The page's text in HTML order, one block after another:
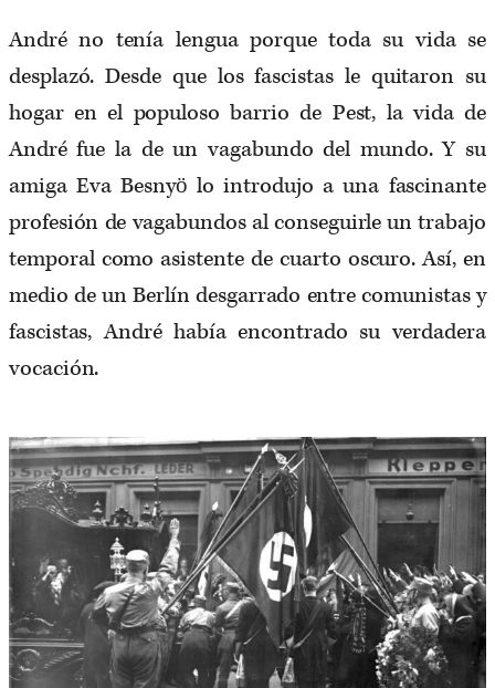
André no tenía lengua porque toda su vida se
desplazó. Desde que los fascistas le quitaron su
hogar en el populoso barrio de Pest, la vida de
André fue la de un vagabundo del mundo. Y su
amiga Eva Besnyö lo introdujo a una fascinante
profesión de vagabundos al conseguirle un trabajo
temporal como asistente de cuarto oscuro. Así, en
medio de un Berlín desgarrado entre comunistas y
fascistas, André había encontrado su verdadera
vocación.